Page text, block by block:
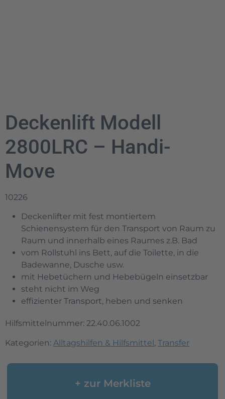
Deckenlift Modell
2800LRC – Handi-
Move
10226
Deckenlifter mit fest montiertem
Schienensystem für den Transport von Raum zu
Raum und innerhalb eines Raumes z.B. Bad
vom Rollstuhl ins Bett, auf die Toilette, in die
Badewanne, Dusche usw.
mit Hebetüchern und Hebebügeln einsetzbar
steht nicht im Weg
effizienter Transport, heben und senken
Hilfsmittelnummer: 22.40.06.1002
Kategorien: Alltagshilfen & Hilfsmittel, Transfer
+ zur Merkliste